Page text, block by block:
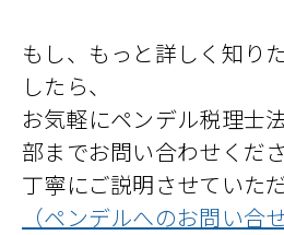
もし、もっと詳しく知り
したら、
お気軽にペンデル税理士
部までお問い合わせくださ
丁寧にご説明させていただ
（ペンデルへのお問い合